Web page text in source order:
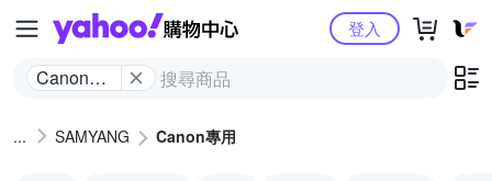
Yahoo購物中心
Canon專
登入
SAMYANG Canon專用